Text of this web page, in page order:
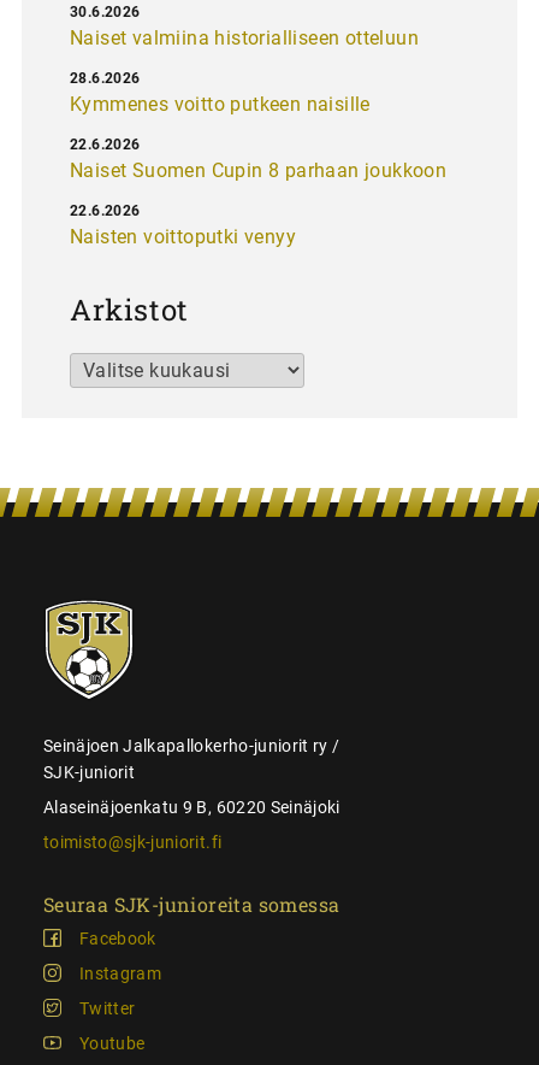
Naiset valmiina historialliseen otteluun
30.6.2026
Kymmenes voitto putkeen naisille
28.6.2026
Naiset Suomen Cupin 8 parhaan joukkoon
22.6.2026
Naisten voittoputki venyy
22.6.2026
Arkistot
Arkistot
SJK-
juniorit
Seinäjoen Jalkapallokerho-juniorit ry /
SJK-juniorit
Alaseinäjoenkatu 9 B, 60220 Seinäjoki
toimisto@sjk-juniorit.fi
Seuraa SJK-junioreita somessa
Facebook
Instagram
Twitter
Youtube